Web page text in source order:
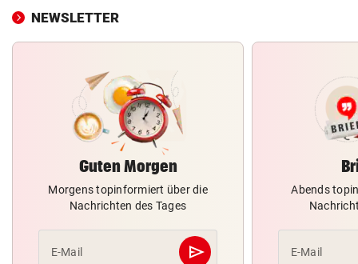
NEWSLETTER
Guten Morgen
Morgens topinformiert über die
Nachrichten des Tages
E-Mail send
Abschicken
Abends
E-Mail